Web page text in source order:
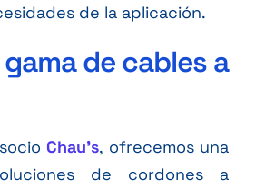
de la aplicación.
de cables a
Chau’s, ofrecemos una
de cordones a